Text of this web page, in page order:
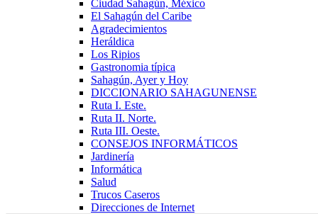
Ciudad Sahagún, México
El Sahagún del Caribe
Agradecimientos
Heráldica
Los Ripios
Gastronomia típica
Sahagún, Ayer y Hoy
DICCIONARIO SAHAGUNENSE
Ruta I. Este.
Ruta II. Norte.
Ruta III. Oeste.
CONSEJOS INFORMÁTICOS
Jardinería
Informática
Salud
Trucos Caseros
Direcciones de Internet